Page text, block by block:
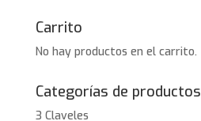
Carrito
No hay productos en el carrito.
Categorías de productos
3 Claveles